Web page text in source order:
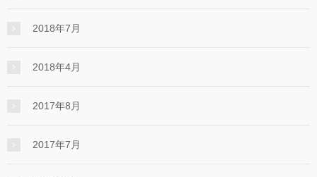
2018年7月
2018年4月
2017年8月
2017年7月